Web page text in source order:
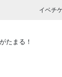
イベチケ
たまる！